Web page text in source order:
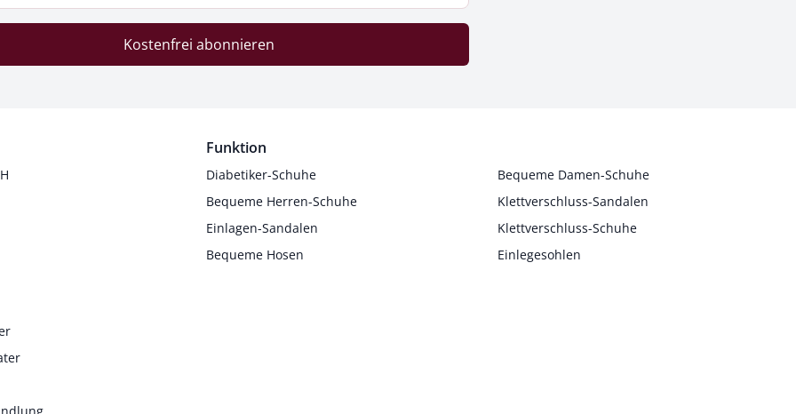
Kostenfrei abonnieren
Funktion
Diabetiker-Schuhe
Bequeme Damen-Schuhe
Bequeme Herren-Schuhe
Klettverschluss-Sandalen
Einlagen-Sandalen
Klettverschluss-Schuhe
Bequeme Hosen
Einlegesohlen